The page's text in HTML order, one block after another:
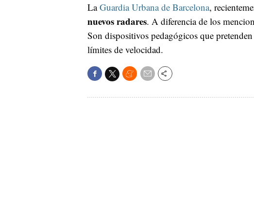
LaGuardia Urbana de Barcelona,
nuevos radares. A diferencia de los
Son dispositivos pedagógicos que
límites de velocidad.